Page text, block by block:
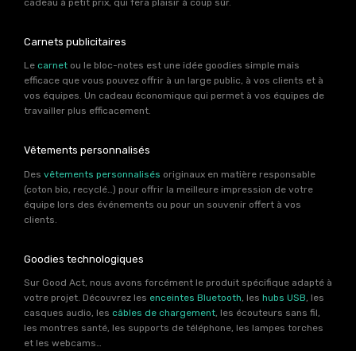
cadeau à petit prix, qui fera plaisir à coup sûr.
Carnets publicitaires
Le carnet ou le bloc-notes est une idée goodies simple mais
efficace que vous pouvez offrir à un large public, à vos clients et à
vos équipes. Un cadeau économique qui permet à vos équipes de
travailler plus efficacement.
Vêtements personnalisés
Des vêtements personnalisés originaux en matière responsable
(coton bio, recyclé…) pour offrir la meilleure impression de votre
équipe lors des événements ou pour un souvenir offert à vos
clients.
Goodies technologiques
Sur Good Act, nous avons forcément le produit spécifique adapté à
votre projet. Découvrez les enceintes Bluetooth, les hubs USB, les
casques audio, les câbles de chargement, les écouteurs sans fil,
les montres santé, les supports de téléphone, les lampes torches
et les webcams…